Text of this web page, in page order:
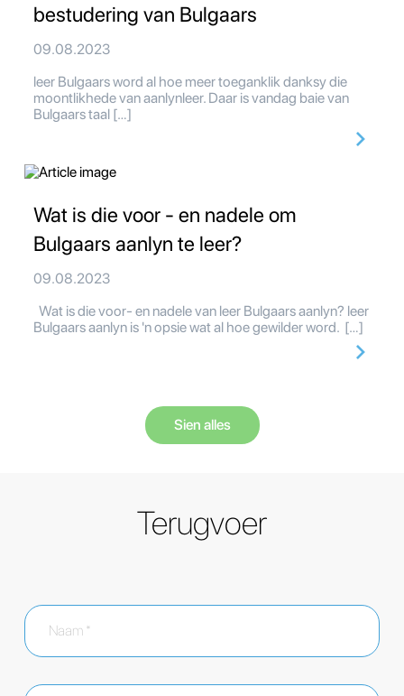
bestudering van Bulgaars
09.08.2023
leer Bulgaars word al hoe meer toeganklik danksy die
moontlikhede van aanlynleer. Daar is vandag baie van
Bulgaars taal […]
Wat is die voor - en nadele om
Bulgaars aanlyn te leer?
09.08.2023
Wat is die voor- en nadele van leer Bulgaars aanlyn? leer
Bulgaars aanlyn is 'n opsie wat al hoe gewilder word. […]
Sien alles
Terugvoer